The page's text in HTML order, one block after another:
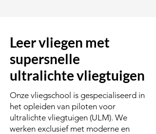
Leer vliegen met
supersnelle
ultralichte vliegtuigen
Onze vliegschool is gespecialiseerd in
het opleiden van piloten voor
ultralichte vliegtuigen (ULM). We
werken exclusief met moderne en